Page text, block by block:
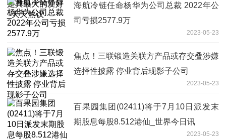
海航冷链任命杨华为公司总裁 2022年公
司亏损2577.9万
2023-05-23
焦点！三联锻造关联方产品或存交叠涉嫌
选择性披露 停业背后现影子公司
2023-05-23
百果园集团(02411)将于7月10日派发末
期股息每股8.512港仙_世界今日讯
2023-05-23